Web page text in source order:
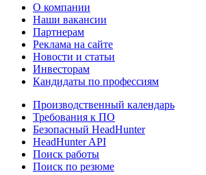
О компании
Наши вакансии
Партнерам
Реклама на сайте
Новости и статьи
Инвесторам
Кандидаты по профессиям
Производственный календарь
Требования к ПО
Безопасный HeadHunter
HeadHunter API
Поиск работы
Поиск по резюме